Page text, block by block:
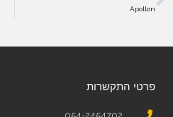
Apollon
פרטי התקשרות